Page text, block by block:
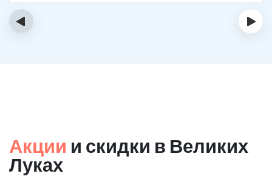
‹ ›
Акции и скидки в Великих
Луках